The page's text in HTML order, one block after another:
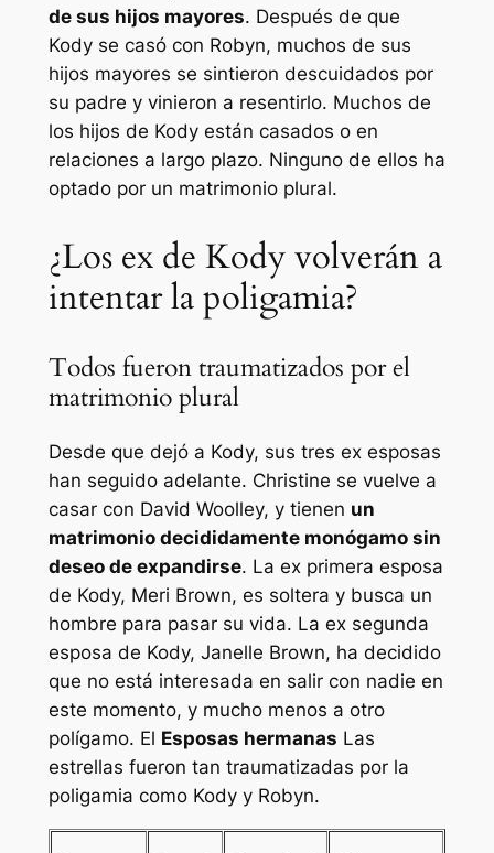
de sus hijos mayores. Después de que
Kody se casó con Robyn, muchos de sus
hijos mayores se sintieron descuidados por
su padre y vinieron a resentirlo. Muchos de
los hijos de Kody están casados ​​o en
relaciones a largo plazo. Ninguno de ellos ha
optado por un matrimonio plural.
¿Los ex de Kody volverán a
intentar la poligamia?
Todos fueron traumatizados por el
matrimonio plural
Desde que dejó a Kody, sus tres ex esposas
han seguido adelante. Christine se vuelve a
casar con David Woolley, y tienen un
matrimonio decididamente monógamo sin
deseo de expandirse. La ex primera esposa
de Kody, Meri Brown, es soltera y busca un
hombre para pasar su vida. La ex segunda
esposa de Kody, Janelle Brown, ha decidido
que no está interesada en salir con nadie en
este momento, y mucho menos a otro
polígamo. El Esposas hermanas Las
estrellas fueron tan traumatizadas por la
poligamia como Kody y Robyn.